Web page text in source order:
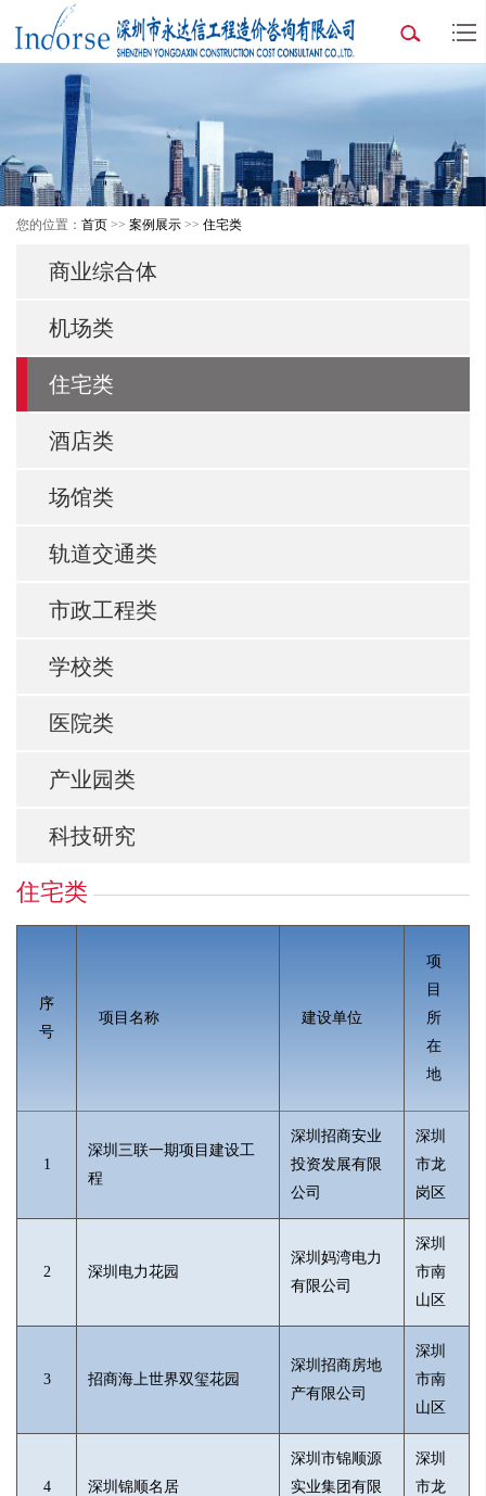
您的位置： 首页 >> 案例展示 >> 住宅类
商业综合体
机场类
住宅类
酒店类
场馆类
轨道交通类
市政工程类
学校类
医院类
产业园类
科技研究
住宅类
序
号
项目名称 建设单位
项
目
所
在
地
1
深圳三联一期项目建设工
程
深圳招商安业
投资发展有限
公司
深圳
市龙
岗区
2 深圳电力花园
深圳妈湾电力
有限公司
深圳
市南
山区
3 招商海上世界双玺花园
深圳招商房地
产有限公司
深圳
市南
山区
4 深圳锦顺名居
深圳市锦顺源
实业集团有限
深圳
市龙